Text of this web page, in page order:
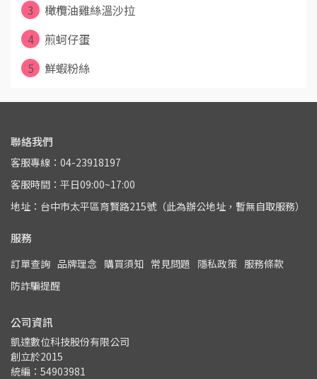
3
橄欖油雞絲溫沙拉
4
煎蚵仔蛋
5
鮮蝦粉絲
聯絡我們
客服專線：04-23918197
客服時間：平日09:00~17:00
地址：台中市太平區育賢路215號（此為辦公地址，暫無自取服務）
服務
訂單查詢 品牌理念 購買須知 常見問題 隱私政策 服務條款
防詐騙提醒
公司資訊
凱達數位科技股份有限公司
創立於2015
統編：54903981